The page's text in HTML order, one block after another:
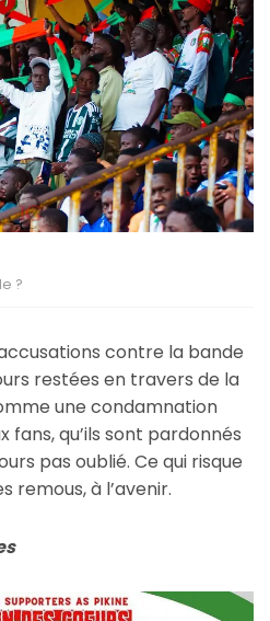
?
contre la bande
restées en travers de la
une condamnation
fans, qu’ils sont pardonnés
pas oublié. Ce qui risque
remous, à l’avenir.